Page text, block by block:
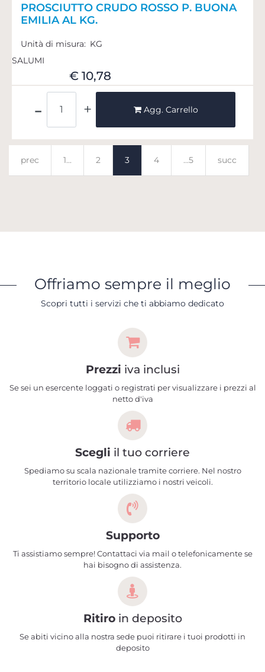
PROSCIUTTO CRUDO ROSSO P. BUONA
EMILIA AL KG.
Unità di misura: KG
SALUMI
€ 10,78
Agg. Carrello
prec 1... 2 3 4 ...5 succ
Offriamo sempre il meglio
Scopri tutti i servizi che ti abbiamo dedicato
Prezzi iva inclusi
Se sei un esercente loggati o registrati per visualizzare i prezzi al
netto d'iva
Scegli il tuo corriere
Spediamo su scala nazionale tramite corriere. Nel nostro
territorio locale utilizziamo i nostri veicoli.
Supporto
Ti assistiamo sempre! Contattaci via mail o telefonicamente se
hai bisogno di assistenza.
Ritiroin deposito
Se abiti vicino alla nostra sede puoi ritirare i tuoi prodotti in
deposito